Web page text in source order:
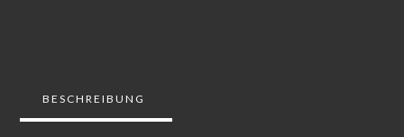
BESCHREIBUNG